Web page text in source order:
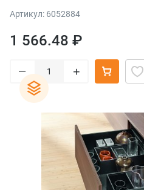
Артикул: 6052884
1 566.48 ₽
– +